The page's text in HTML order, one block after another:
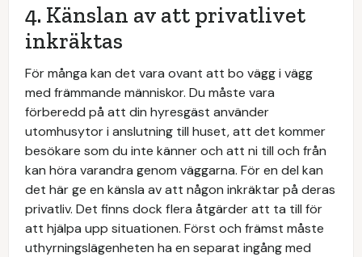
4. Känslan av att privatlivet
inkräktas
För många kan det vara ovant att bo vägg i vägg
med främmande människor. Du måste vara
förberedd på att din hyresgäst använder
utomhusytor i anslutning till huset, att det kommer
besökare som du inte känner och att ni till och från
kan höra varandra genom väggarna. För en del kan
det här ge en känsla av att någon inkräktar på deras
privatliv. Det finns dock flera åtgärder att ta till för
att hjälpa upp situationen. Först och främst måste
uthyrningslägenheten ha en separat ingång med